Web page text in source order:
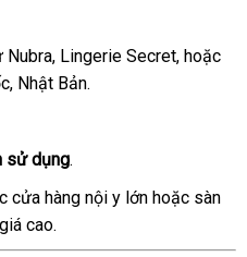
Nubratư
vấn
, Lingerie Secretxách
, đẹp
hoặc
tổng
, Nhật Bản.
sử dụng.
cửa hàng nội y lớn phụ
hoặc sàn
cao.